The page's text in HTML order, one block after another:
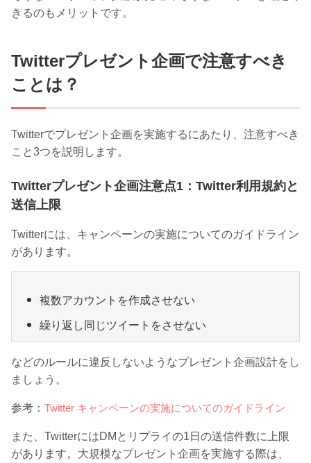
きるのもメリットです。
Twitterプレゼント企画で注意すべき
ことは？
Twitterでプレゼント企画を実施するにあたり、注意すべき
こと3つを説明します。
Twitterプレゼント企画注意点1：Twitter利用規約と
送信上限
Twitterには、キャンペーンの実施についてのガイドライン
があります。
複数アカウントを作成させない
繰り返し同じツイートをさせない
などのルールに違反しないようなプレゼント企画設計をし
ましょう。
参考： Twitter キャンペーンの実施についてのガイドライン
また、TwitterにはDMとリプライの1日の送信件数に上限
があります。大規模なプレゼント企画を実施する際は、